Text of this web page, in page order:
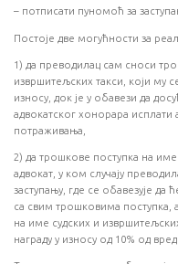
– потписати пуномоћ за
Постоје две могућности за
1) да преводилац сам сноси
извршитељских такси, који му
износу, док је у обавези да
адвокатског хонорара исплати
потраживања,
2) да трошкове поступка на
адвокат, у ком случају
заступању, где се обавезује
са свим трошковима поступка,
на име судских и
награду у износу од 10% од